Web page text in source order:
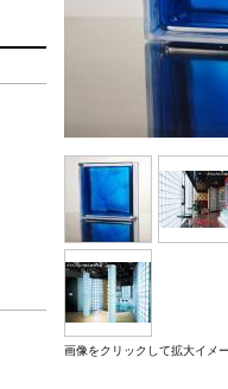
画像をクリックして拡大イメ